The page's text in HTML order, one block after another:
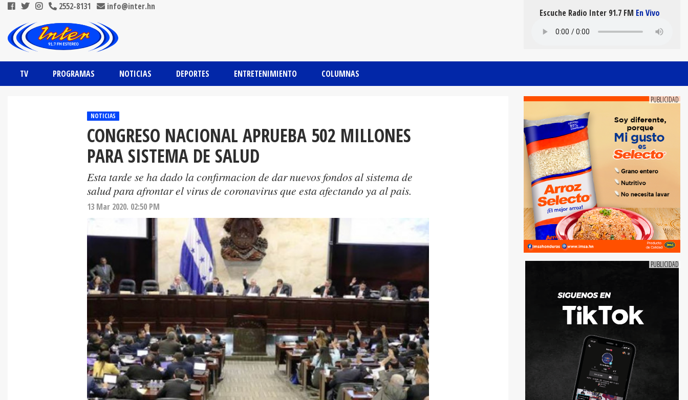
2552-8131 info@inter.hn
TV PROGRAMAS NOTICIAS DEPORTES ENTRETENIMIENTO COLUMNAS
Escuche Radio Inter 91.7 FM En Vivo
NOTICIAS
CONGRESO NACIONAL APRUEBA 502 MILLONES
PARA SISTEMA DE SALUD
Esta tarde se ha dado la confirmacion de dar nuevos fondos al sistema de
salud para afrontar el virus de coronavirus que esta afectando ya al pais.
13 Mar 2020. 02:50 PM